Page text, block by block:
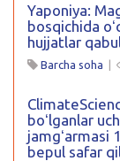
Yaponiya:
bosqichida
hujjatlar
Barcha soha |
boʻlganlar
jamgʻarmasi
bepul safar